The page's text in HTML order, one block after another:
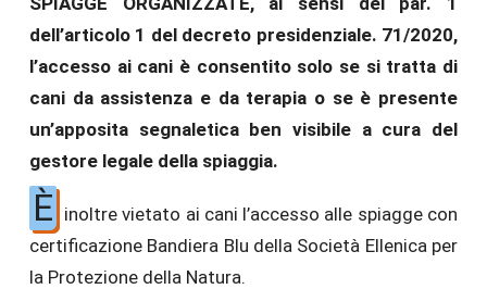
dell’articolo 1 del decreto presidenziale. 71/2020,
l’accesso ai cani è consentito solo se si tratta di
cani da assistenza e da terapia o se è presente
un’apposita segnaletica ben visibile a cura del
gestore legale della spiaggia.
È inoltre vietato ai cani l’accesso alle spiagge con
certificazione Bandiera Blu della Società Ellenica per
la Protezione della Natura.